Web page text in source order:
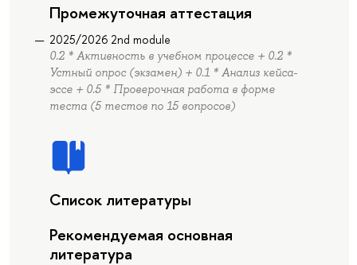
Промежуточная аттестация
2025/2026 2nd module
0.2 * Активность в учебном процессе + 0.2 *
Устный опрос (экзамен) + 0.1 * Анализ кейса-
эссе + 0.5 * Проверочная работа в форме
теста (5 тестов по 15 вопросов)
Список литературы
Рекомендуемая основная
литература